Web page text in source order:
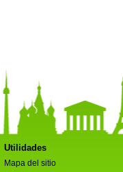
Utilidades
Mapa del sitio